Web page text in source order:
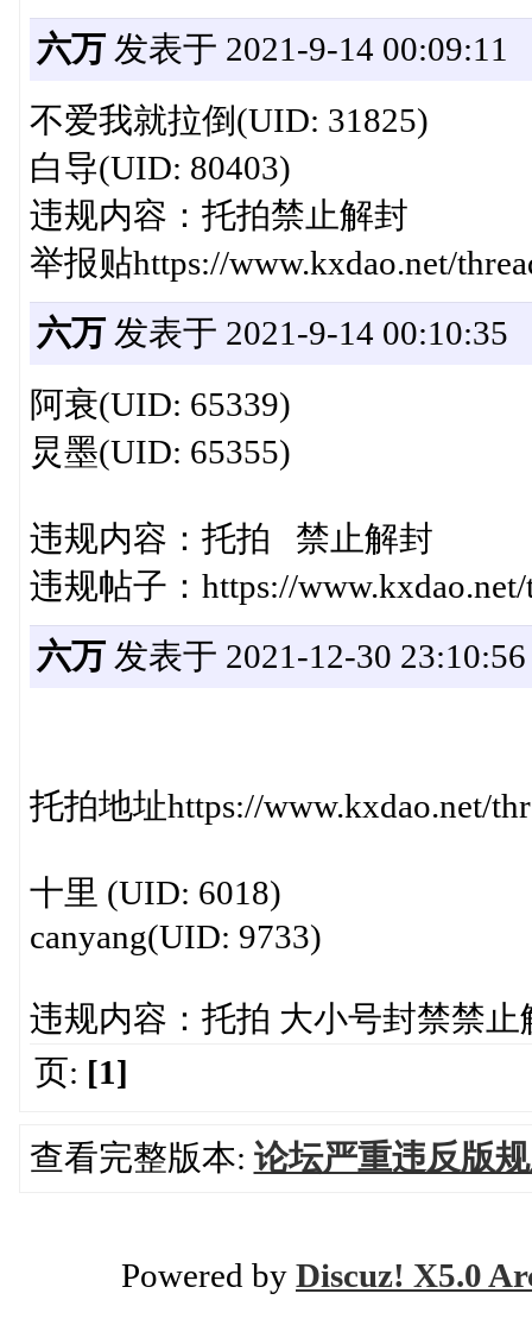
六万发表于 2021-9-14 00:09:11
不爱我就拉倒(UID: 31825)
白导(UID: 80403)
违规内容：托拍禁止解封
举报贴https://www.kxdao.net/
六万发表于 2021-9-14 00:10:35
阿衰(UID: 65339)
炅墨(UID: 65355)
违规内容：托拍 禁止解封
违规帖子：https://
六万发表于 2021-12-30 23:10:56
托拍地址https://www.kxdao.net/
十里 (UID: 6018)
canyang(UID: 9733)
违规内容：托拍 大小号封禁禁止
页: [1]
查看完整版本: 论坛严重违反版
Powered by Discuz! X5.0